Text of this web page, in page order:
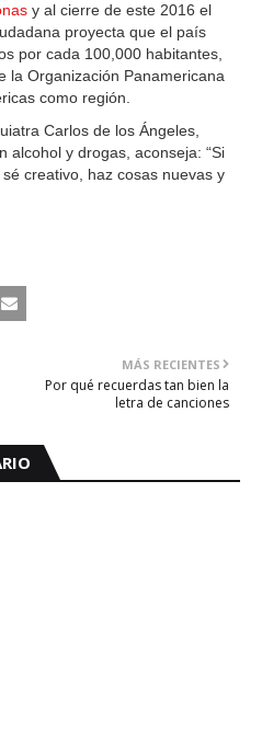
y al cierre de este 2016 el
proyecta que el país
por cada 100,000 habitantes,
la Organización Panamericana
como región.
Carlos de los Ángeles,
alcohol y drogas, aconseja: “Si
creativo, haz cosas nuevas y
MÁS RECIENTES
Por qué recuerdas tan bien la
letra de canciones